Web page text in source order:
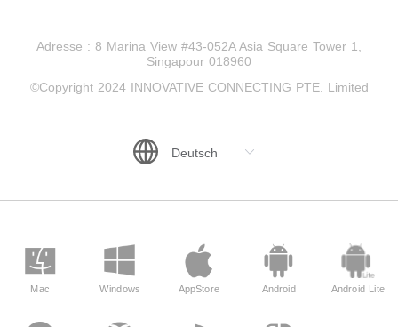
Adresse : 8 Marina View #43-052A Asia Square Tower 1,
Singapour 018960
©Copyright 2024 INNOVATIVE CONNECTING PTE. Limited
Mac Windows AppStore Android Android Lite